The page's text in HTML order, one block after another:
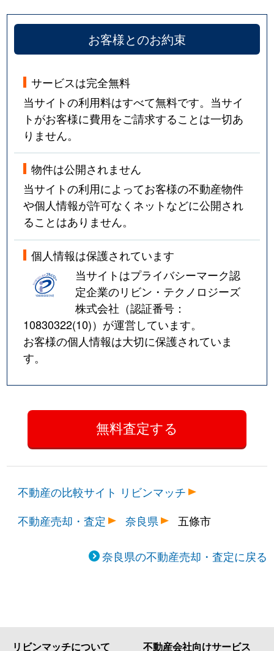
お客様とのお約束
サービスは完全無料
当サイトの利用料はすべて無料です。当サイ
トがお客様に費用をご請求することは一切あ
りません。
物件は公開されません
当サイトの利用によってお客様の不動産物件
や個人情報が許可なくネットなどに公開され
ることはありません。
個人情報は保護されています
当サイトはプライバシーマーク認
定企業のリビン・テクノロジーズ
株式会社（認証番号：
10830322(10)）が運営しています。
お客様の個人情報は大切に保護されていま
す。
不動産の比較サイト リビンマッチ
不動産売却・査定
奈良県 五條市
奈良県の不動産売却・査定に戻る
リビンマッチについて 不動産会社向けサービス